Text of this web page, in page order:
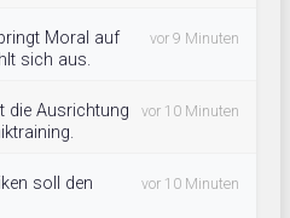
Moral auf
sich aus.
vor 9 Minuten
die Ausrichtung
vor 10 Minuten
soll den
vor 10 Minuten